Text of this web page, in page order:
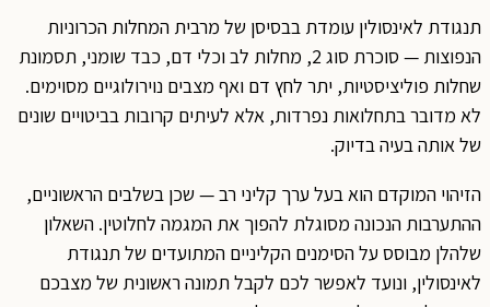
תנגודת לאינסולין עומדת בבסיסן של מרבית המחלות הכרוניות
הנפוצות — סוכרת סוג 2, מחלות לב וכלי דם, כבד שומני, תסמונת
שחלות פוליציסטיות, יתר לחץ דם ואף מצבים נוירולוגיים מסוימים.
לא מדובר בתחלואות נפרדות, אלא לעיתים קרובות בביטויים שונים
של אותה בעיה בדיוק.
הזיהוי המוקדם הוא בעל ערך קליני רב — שכן בשלבים הראשוניים,
ההתערבות הנכונה מסוגלת להפוך את המגמה לחלוטין. השאלון
שלהלן מבוסס על הסימנים הקליניים המתועדים של תנגודת
לאינסולין, ונועד לאפשר לכם לקבל תמונה ראשונית של מצבכם